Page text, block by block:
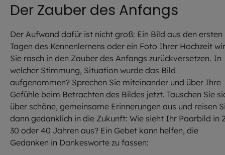
Der Zauber des Anfangs
Der Aufwand dafür ist nicht groß: Ein Bild aus den ersten
Tagen des Kennenlernens oder ein Foto Ihrer Hochzeit
Sie rasch in den Zauber des Anfangs zurückversetzen. In
welcher Stimmung, Situation wurde das Bild
aufgenommen? Sprechen Sie miteinander und über Ihre
Gefühle beim Betrachten des Bildes jetzt. Tauschen Sie
über schöne, gemeinsame Erinnerungen aus und reisen
dann gedanklich in die Zukunft: Wie sieht Ihr Paarbild in
30 oder 40 Jahren aus? Ein Gebet kann helfen, die
Gedanken in Dankesworte zu fassen: